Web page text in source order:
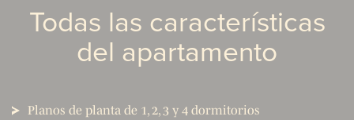
Todas las características
del apartamento
Planos de planta de 1, 2, 3 y 4 dormitorios